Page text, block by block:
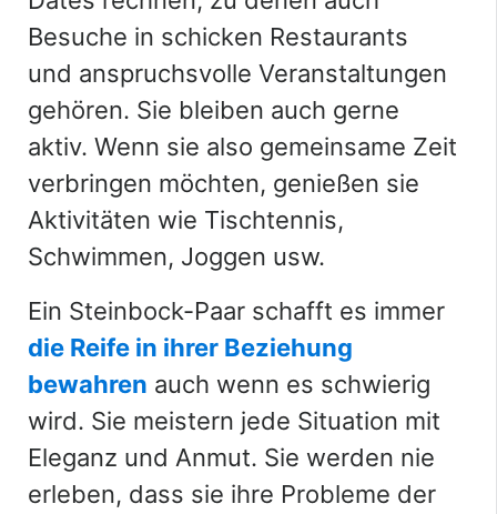
Besuche in schicken Restaurants
und anspruchsvolle Veranstaltungen
gehören. Sie bleiben auch gerne
aktiv. Wenn sie also gemeinsame Zeit
verbringen möchten, genießen sie
Aktivitäten wie Tischtennis,
Schwimmen, Joggen usw.
Ein Steinbock-Paar schafft es immer
die Reife in ihrer Beziehung
bewahren auch wenn es schwierig
wird. Sie meistern jede Situation mit
Eleganz und Anmut. Sie werden nie
erleben, dass sie ihre Probleme der